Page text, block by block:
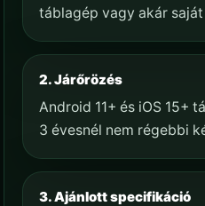
táblagép vagy akár
2. Járőrözés
Android 11+ és iOS 15+
3 évesnél nem régebbi
3. Ajánlott specifikáció